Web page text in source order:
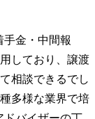
金・中間報
しており、譲渡
相談できるでし
多様な業界で培